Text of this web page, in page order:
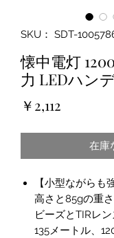
SKU： SDT-
懐中電灯
力 LEDハン
￥2,112
在庫
【小型ながらも
高さと85gの重
ビーズとTIRレ
135メートル、